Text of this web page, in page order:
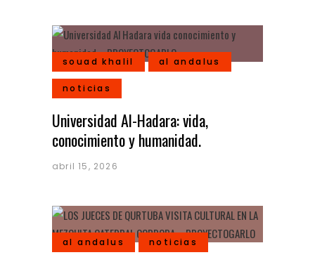
souad khalil al andalus
noticias
Universidad Al-Hadara: vida,
conocimiento y humanidad.
abril 15, 2026
al andalus noticias